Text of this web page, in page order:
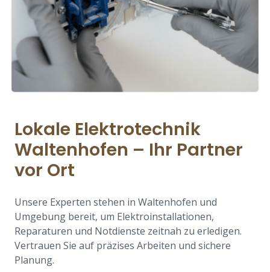
Lokale Elektrotechnik
Waltenhofen – Ihr Partner
vor Ort
Unsere Experten stehen in Waltenhofen und
Umgebung bereit, um Elektroinstallationen,
Reparaturen und Notdienste zeitnah zu erledigen.
Vertrauen Sie auf präzises Arbeiten und sichere
Planung.